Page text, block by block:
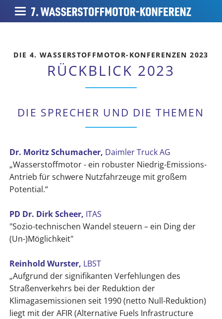
DIE 4. WASSERSTOFFMOTOR-KONFERENZEN 2023
RÜCKBLICK 2023
DIE SPRECHER UND DIE THEMEN
Dr. Moritz Schumacher, Daimler Truck AG
„Wasserstoffmotor - ein robuster Niedrig-Emissions-
Antrieb für schwere Nutzfahrzeuge mit großem
Potential.“
PD Dr. Dirk Scheer, ITAS
"Sozio-technischen Wandel steuern – ein Ding der
(Un-)Möglichkeit"
Reinhold Wurster, LBST
„Aufgrund der signifikanten Verfehlungen des
Straßenverkehrs bei der Reduktion der
Klimagasemissionen seit 1990 (netto Null-Reduktion)
liegt mit der AFIR (Alternative Fuels Infrastructure